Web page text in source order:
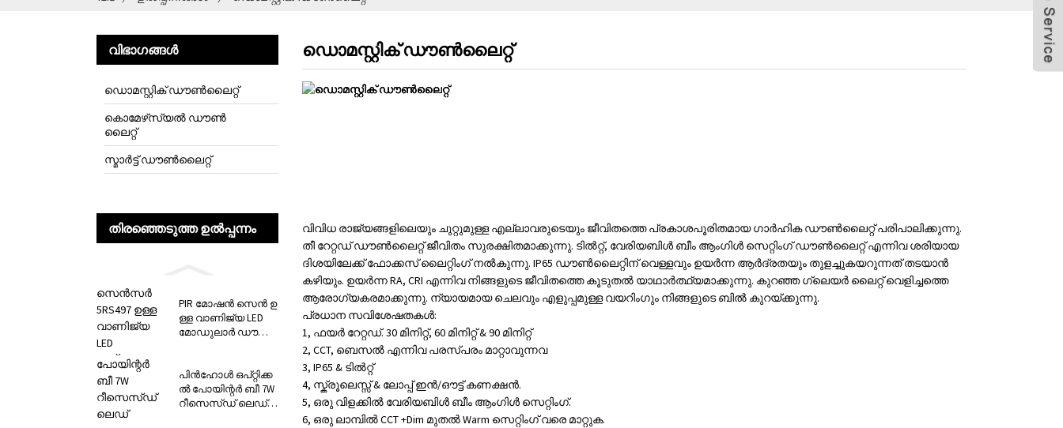
വിഭാഗങ്ങൾ
ഡൊമസ്റ്റിക് ഡൗൺലൈറ്റ്
കൊമേഴ്‌സ്യൽ ഡൗൺ
ലൈറ്റ്
സ്മാർട്ട് ഡൗൺലൈറ്റ്
തിരഞ്ഞെടുത്ത ഉൽപ്പന്നം
PIR മോഷൻ സെൻ ഉ
ള്ള വാണിജ്യ LED
മോഡുലാർ ഡൗൺ
പിൻഹോൾ ഒപ്റ്റിക്ക
ൽ പോയിന്റർ ബീ 7W
റീസെസ്ഡ് ലെഡ്
ഡൊമസ്റ്റിക് ഡൗൺലൈറ്റ്
വിവിധ രാജ്യങ്ങളിലെയും ചുറ്റുമുള്ള എല്ലാവരുടെയും ജീവിതത്തെ പ്രകാശപൂരിതമായ ഗാർഹിക ഡൗൺലൈറ്റ് പരിപാലിക്കുന്നു.
തീ റേറ്റഡ് ഡൗൺലൈറ്റ് ജീവിതം സുരക്ഷിതമാക്കുന്നു. ടിൽറ്റ്, വേരിയബിൾ ബീം ആംഗിൾ സെറ്റിംഗ് ഡൗൺലൈറ്റ് എന്നിവ ശരിയായ
ദിശയിലേക്ക് ഫോക്കസ് ലൈറ്റിംഗ് നൽകുന്നു. IP65 ഡൗൺലൈറ്റിന് വെള്ളവും ഉയർന്ന ആർദ്രതയും തുളച്ചുകയറുന്നത് തടയാൻ
കഴിയും. ഉയർന്ന RA, CRI എന്നിവ നിങ്ങളുടെ ജീവിതത്തെ കൂടുതൽ യാഥാർത്ഥ്യമാക്കുന്നു. കുറഞ്ഞ ഗ്ലെയർ ലൈറ്റ് വെളിച്ചത്തെ
ആരോഗ്യകരമാക്കുന്നു. ന്യായമായ ചെലവും എളുപ്പമുള്ള വയറിംഗും നിങ്ങളുടെ ബിൽ കുറയ്ക്കുന്നു.
പ്രധാന സവിശേഷതകൾ:
1, ഫയർ റേറ്റഡ്. 30 മിനിറ്റ്, 60 മിനിറ്റ് & 90 മിനിറ്റ്
2, CCT, ബെസൽ എന്നിവ പരസ്പരം മാറ്റാവുന്നവ
3, IP65 & ടിൽറ്റ്
4, സ്ക്രൂലെസ്സ് & ലോപ്പ് ഇൻ/ഔട്ട് കണക്ഷൻ.
5, ഒരു വിളക്കിൽ വേരിയബിൾ ബീം ആംഗിൾ സെറ്റിംഗ്.
6, ഒരു ലാമ്പിൽ CCT +Dim മുതൽ Warm സെറ്റിംഗ് വരെ മാറ്റുക.